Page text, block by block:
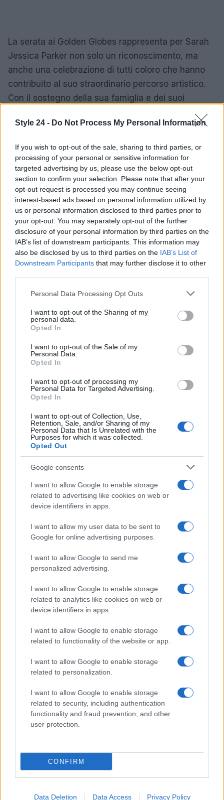
Style 24 - Do Not Process My Personal Information
If you wish to opt-out of the sale, sharing to third parties, or
processing of your personal or sensitive information for
targeted advertising by us, please use the below opt-out
section to confirm your selection. Please note that after your
opt-out request is processed you may continue seeing
interest-based ads based on personal information utilized by
us or personal information disclosed to third parties prior to
your opt-out. You may separately opt-out of the further
disclosure of your personal information by third parties on the
IAB’s list of downstream participants. This information may
also be disclosed by us to third parties on the IAB’s List of
Downstream Participants that may further disclose it to other
Please note that this website/app uses one or more Google
not limited to your visit or usage behaviour. You may click to
grant or deny consent to Google and its third-party tags to
use your data for below specified purposes in below Google
consent section.
Personal Data Processing Opt Outs
I want to opt-out of the Sharing of my
personal data.
Opted In
I want to opt-out of the Sale of my
Personal Data.
Opted In
I want to opt-out of processing my
Personal Data for Targeted Advertising.
Opted In
I want to opt-out of Collection, Use,
Retention, Sale, and/or Sharing of my
Personal Data that Is Unrelated with the
Purposes for which it was collected.
Opted Out
Google consents
I want to allow Google to enable storage
related to advertising like cookies on web or
device identifiers in apps.
I want to allow my user data to be sent to
Google for online advertising purposes.
I want to allow Google to send me
personalized advertising.
I want to allow Google to enable storage
related to analytics like cookies on web or
device identifiers in apps.
I want to allow Google to enable storage
related to functionality of the website or app.
I want to allow Google to enable storage
related to personalization.
I want to allow Google to enable storage
related to security, including authentication
functionality and fraud prevention, and other
user protection.
CONFIRM
Data Deletion Data Access Privacy Policy
La serata ai Golden Globes rappresenta per Sarah
Jessica Parker non solo un riconoscimento, ma
anche una celebrazione di tutti coloro che hanno
contribuito al suo straordinario percorso artistico.
Con il sostegno della sua famiglia e dei suoi
colleghi, Parker evidenzia che il vero successo si
misura anche nella capacità di rimanere connessi
AUTORE
Staff
Continua a leggere
Mostre a Parigi estate 2026: cosa vedere nei musei e
Beatrice Bonaventura · 9 Ago 2026